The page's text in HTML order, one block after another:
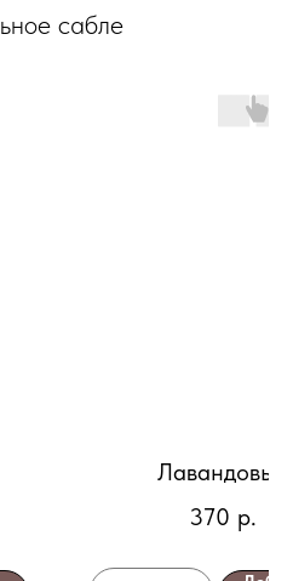
сабле
Лавандовый
370 р.